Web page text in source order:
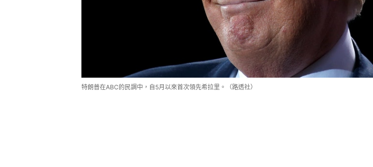
特朗普在ABC的民調中，自5月以來首次領先希拉里。（路透社）